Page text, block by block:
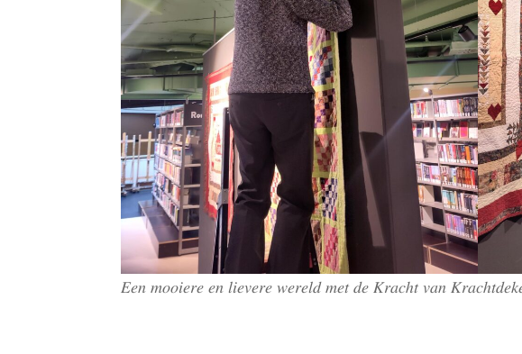
𝐸𝑒𝑛 𝑚𝑜𝑜𝑖𝑒𝑟𝑒 𝑒𝑛 𝑙𝑖𝑒𝑣𝑒𝑟𝑒 𝑤𝑒𝑟𝑒𝑙𝑑 𝑚𝑒𝑡 𝑑𝑒 𝐾𝑟𝑎𝑐ℎ𝑡 𝑣𝑎𝑛